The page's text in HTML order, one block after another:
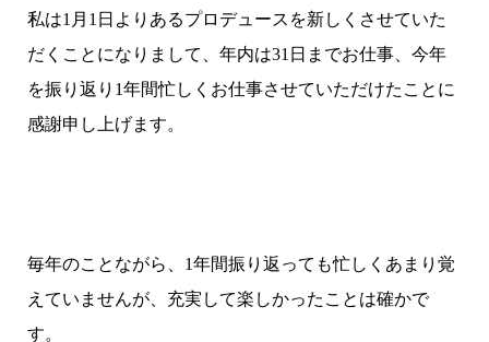
私は1月1日よりあるプロデュースを新しくさせていた
だくことになりまして、年内は31日までお仕事、今年
を振り返り1年間忙しくお仕事させていただけたことに
感謝申し上げます。
毎年のことながら、1年間振り返っても忙しくあまり覚
えていませんが、充実して楽しかったことは確かで
す。